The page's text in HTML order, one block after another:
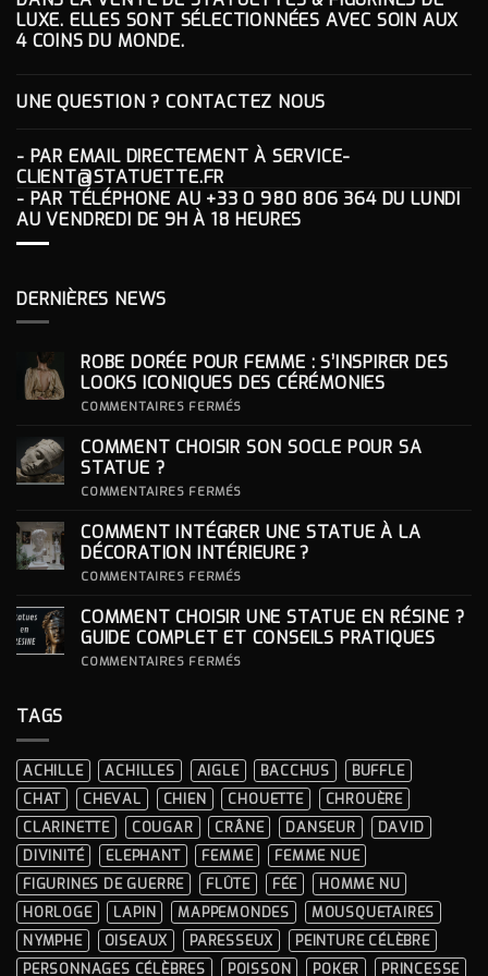
LUXE. ELLES SONT SÉLECTIONNÉES AVEC SOIN AUX
4 COINS DU MONDE.
UNE QUESTION ? CONTACTEZ NOUS
- PAR EMAIL DIRECTEMENT À SERVICE-
CLIENT@STATUETTE.FR
- PAR TÉLÉPHONE AU +33 0 980 806 364DU LUNDI
AU VENDREDI DE 9H À 18 HEURES
DERNIÈRES NEWS
ROBE DORÉE POUR FEMME : S’INSPIRER DES
LOOKS ICONIQUES DES CÉRÉMONIES
COMMENTAIRES FERMÉS
POUR
ICONIQUES
DES
CÉRÉMONIES
COMMENT CHOISIR SON SOCLE POUR SA
STATUE ?
COMMENTAIRES FERMÉS
SON
SOCLE
POUR
COMMENT INTÉGRER UNE STATUE À LA
DÉCORATION INTÉRIEURE ?
COMMENTAIRES FERMÉS
UNE
STATUE
À
COMMENT CHOISIR UNE STATUE EN RÉSINE ?
GUIDE COMPLET ET CONSEILS PRATIQUES
COMMENTAIRES FERMÉS
?
GUIDE
COMPLET
ET
CONSEILS
PRATIQUES
TAGS
ACHILLE ACHILLES AIGLE BACCHUS
BUFFLE
CHAT
CHEVAL CHIEN CHOUETTE
CHROUÈRE
CLARINETTE
COUGAR CRÂNE DANSEUR
DAVID
DIVINITÉ
ELEPHANT FEMME
FEMME NUE
FIGURINES DE GUERRE
FLÛTE FÉE
HOMME NU
HORLOGE
LAPIN MAPPEMONDES
MOUSQUETAIRES
NYMPHE
OISEAUX PARESSEUX
PEINTURE CÉLÈBRE
PERSONNAGES CÉLÈBRES
POISSON POKER PRINCESSE